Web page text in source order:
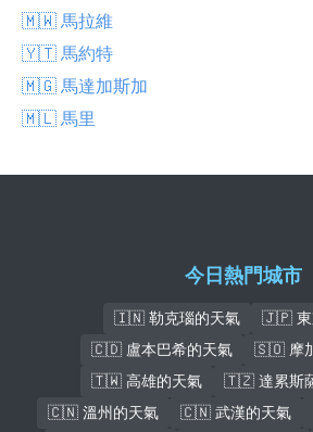
🇲🇼 馬拉維
🇾🇹 馬約特
🇲🇬 馬達加斯加
🇲🇱 馬里
今日熱門城市
🇮🇳 勒克瑙的天氣
🇯🇵 東
🇨🇩 盧本巴希的天氣
🇸🇴 摩
🇹🇼 高雄的天氣
🇹🇿 達累斯
🇨🇳 溫州的天氣
🇨🇳 武漢的天氣